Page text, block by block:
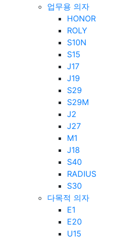
업무용 의자
HONOR
ROLY
S10N
S15
J17
J19
S29
S29M
J2
J27
M1
J18
S40
RADIUS
S30
다목적 의자
E1
E20
U15